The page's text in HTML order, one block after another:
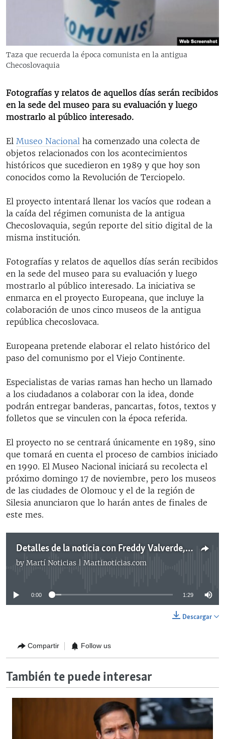
ESPECIALES
LA REALIDAD DE LA VIVIENDA EN CUBA
KENTU-CUBANO
LOS SANTOS DE HIALEAH
LA INVASIÓN DE RUSIA A UCRANIA
MULTIMEDIA
EDITORIALES
SÍGUENOS
Taza que recuerda la época comunista en la antigua
Checoslovaquia
Fotografías y relatos de aquellos días serán recibidos
en la sede del museo para su evaluación y luego
mostrarlo al público interesado.
El Museo Nacional ha comenzado una colecta de
objetos relacionados con los acontecimientos
históricos que sucedieron en 1989 y que hoy son
conocidos como la Revolución de Terciopelo.
El proyecto intentará llenar los vacíos que rodean a
la caída del régimen comunista de la antigua
Checoslovaquia, según reporte del sitio digital de la
misma institución.
Fotografías y relatos de aquellos días serán recibidos
en la sede del museo para su evaluación y luego
mostrarlo al público interesado. La iniciativa se
enmarca en el proyecto Europeana, que incluye la
colaboración de unos cinco museos de la antigua
república checoslovaca.
Europeana pretende elaborar el relato histórico del
paso del comunismo por el Viejo Continente.
Especialistas de varias ramas han hecho un llamado
a los ciudadanos a colaborar con la idea, donde
podrán entregar banderas, pancartas, fotos, textos y
folletos que se vinculen con la época referida.
El proyecto no se centrará únicamente en 1989, sino
que tomará en cuenta el proceso de cambios iniciado
en 1990. El Museo Nacional iniciará su recolecta el
próximo domingo 17 de noviembre, pero los museos
de las ciudades de Olomouc y el de la región de
Silesia anunciaron que lo harán antes de finales de
este mes.
Detalles de la noticia con Freddy Valverde, desde Praga
by Martí Noticias | Martinoticias.com
No media source currently available
0:00 1:29
Descargar
Compartir Follow us
También te puede interesar